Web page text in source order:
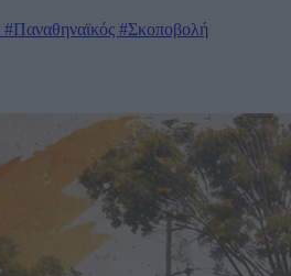
#Παναθηναϊκός #Σκοποβολή